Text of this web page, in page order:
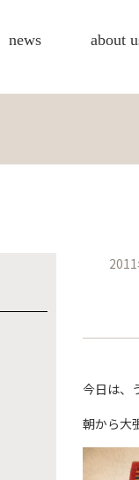
news about
今日は、
朝から大